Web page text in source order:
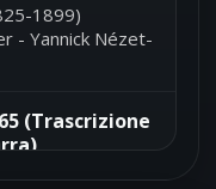
1899)
- Yannick Nézet-
(Trascrizione
1828)